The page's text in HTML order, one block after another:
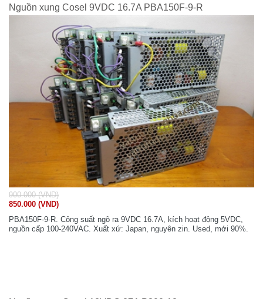
Nguồn xung Cosel 9VDC 16.7A PBA150F-9-R
900.000 (VND)
850.000 (VND)
PBA150F-9-R. Công suất ngõ ra 9VDC 16.7A, kích hoạt động 5VDC,
nguồn cấp 100-240VAC. Xuất xứ: Japan, nguyên zin. Used, mới 90%.